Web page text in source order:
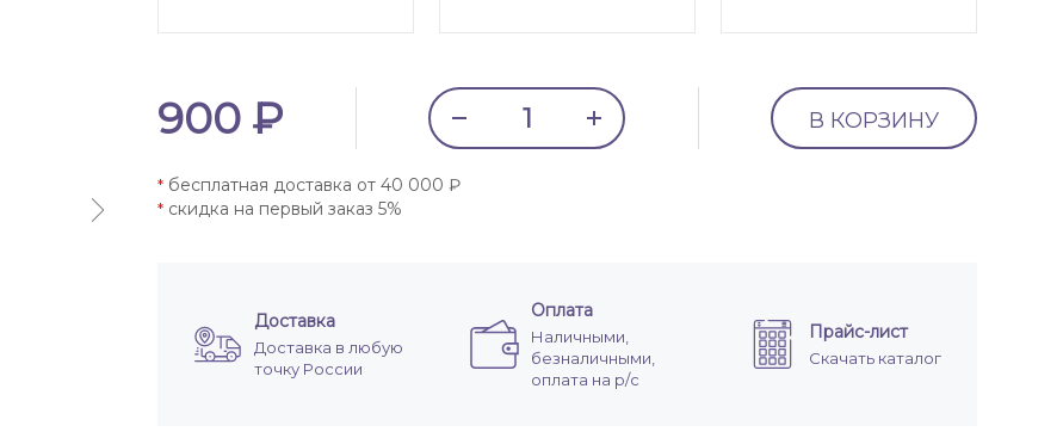
900 ₽ В КОРЗИНУ
*бесплатная доставка от 40 000 ₽
*скидка на первый заказ 5%
Доставка
Доставка в любую
точку России
Оплата
Наличными,
безналичными,
оплата на р/с
Прайс-лист
Скачать каталог